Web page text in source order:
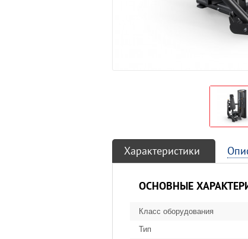
Характеристики
ОСНОВНЫЕ
Класс оборудования
Тип